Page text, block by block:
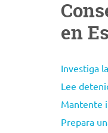
en
Investiga
Lee
Mantente
Prepara